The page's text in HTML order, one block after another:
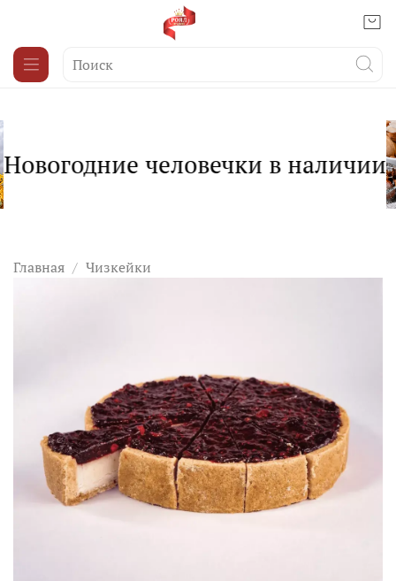
Главная Чизкейки
Новогодние человечки в наличии